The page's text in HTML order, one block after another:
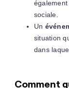
sociale.
Un
situation
dans
Comment